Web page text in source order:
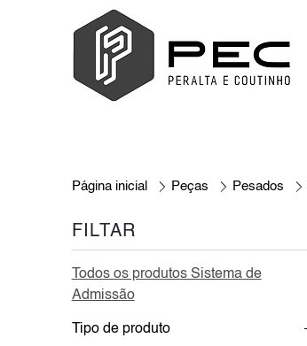
Página inicial Peças Pesados
FILTAR
Todos os produtos Sistema de
Admissão
Tipo de produto